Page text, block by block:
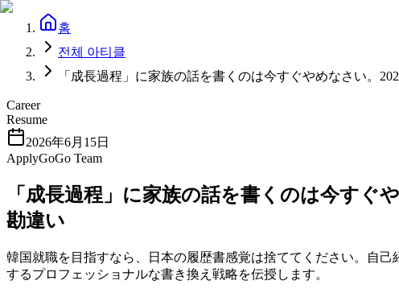
홈
전체 아티클
「成長過程」に家族の話を書くのは今すぐやめなさい。
Career
Resume
2026年6月15日
ApplyGoGo Team
「成長過程」に家族の話を書くのは今すぐ
勘違い
韓国就職を目指すなら、日本の履歴書感覚は捨ててください。自
するプロフェッショナルな書き換え戦略を伝授します。